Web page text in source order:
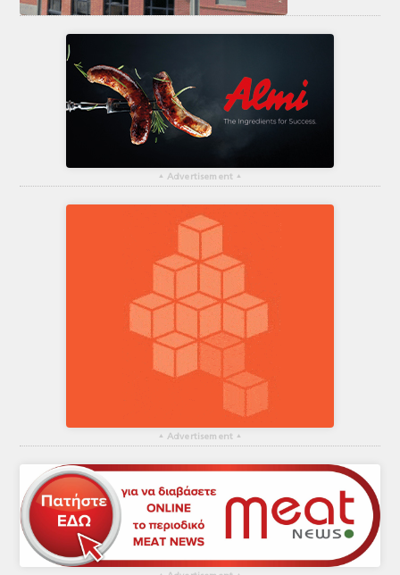
▴ Advertisement ▴
▴ Advertisement ▴